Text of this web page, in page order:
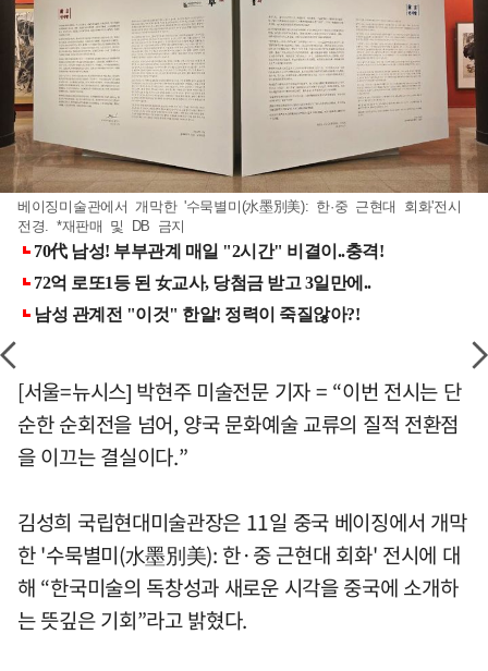
베이징미술관에서 개막한 '수묵별미(水墨別美): 한·중 근현대 회화'전시
전경. *재판매 및 DB 금지
[서울=뉴시스] 박현주 미술전문 기자 = “이번 전시는 단
순한 순회전을 넘어, 양국 문화예술 교류의 질적 전환점
을 이끄는 결실이다.”
김성희 국립현대미술관장은 11일 중국 베이징에서 개막
한 '수묵별미(水墨別美): 한·중 근현대 회화' 전시에 대
해 “한국미술의 독창성과 새로운 시각을 중국에 소개하
는 뜻깊은 기회”라고 밝혔다.